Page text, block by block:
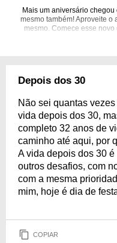
Mais um aniversário
mesmo também! Aproveite
mesmo. Comece esse
interior e muito mais!
Depois dos 30
Não sei quantas
vida depois dos 30,
completo 32 anos de
caminho até aqui, por
A vida depois dos 30
outros desafios, com
com a mesma
mim, hoje é dia de
COPIAR